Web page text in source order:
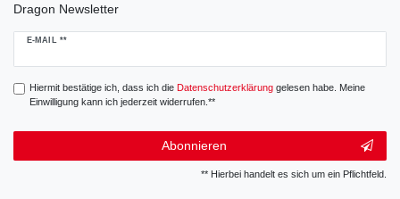
Dragon Newsletter
E-MAIL **
Newsletter
Hiermit bestätige ich, dass ich die Daten­schutz­erklärunggelesen habe. Meine
Einwilligung kann ich jederzeit widerrufen.**
Abonnieren
** Hierbei handelt es sich um ein Pflichtfeld.